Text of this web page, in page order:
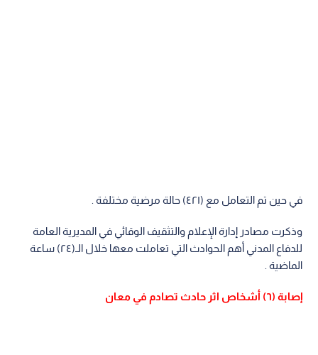
في حين تم التعامل مع (٤٢١) حالة مرضية مختلفة .
وذكرت مصادر إدارة الإعلام والتثقيف الوقائي في المديرية العامة
للدفاع المدني أهم الحوادث التي تعاملت معها خلال الـ(٢٤) ساعة
الماضية .
إصابة (٦) أشخاص اثر حادث تصادم في معان